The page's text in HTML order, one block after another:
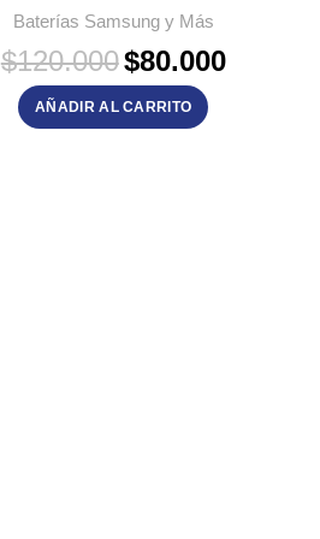
Baterías Samsung y Más
$120.000 El
precio
original
era:
$80.000El
AÑADIR AL CARRITO